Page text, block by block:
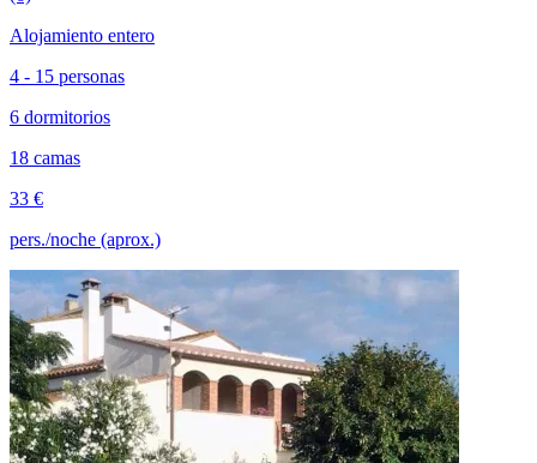
Alojamiento entero
4 - 15 personas
6 dormitorios
18 camas
33 €
pers./noche (aprox.)